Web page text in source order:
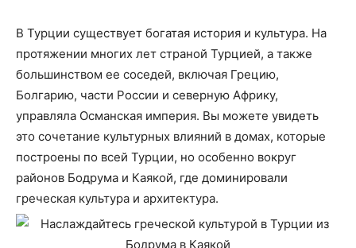
В Турции существует богатая история и культура. На
протяжении многих лет страной Турцией, а также
большинством ее соседей, включая Грецию,
Болгарию, части России и северную Африку,
управляла Османская империя. Вы можете увидеть
это сочетание культурных влияний в домах, которые
построены по всей Турции, но особенно вокруг
районов Бодрума и Каякой, где доминировали
греческая культура и архитектура.